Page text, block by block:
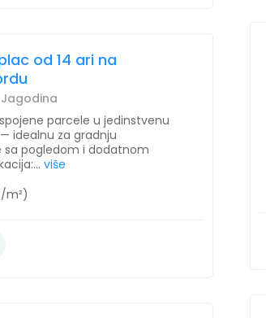
od 14 ari na
parcele u jedinstvenu
idealnu za gradnju
sa pogledom i dodatnom
više
m²)